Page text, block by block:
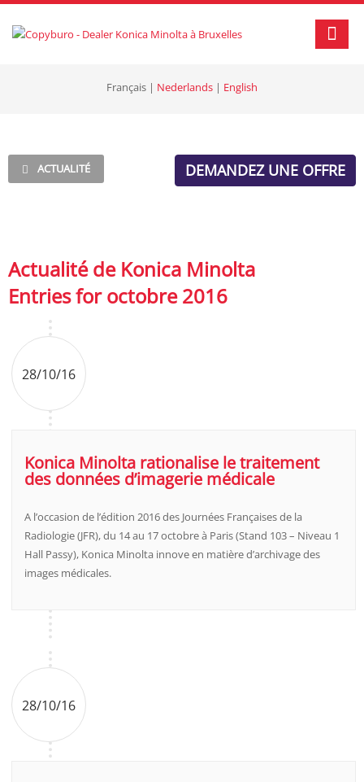
Français | Nederlands | English
ACTUALITÉ DEMANDEZ UNE OFFRE
Actualité de Konica Minolta
Entries for octobre 2016
28/10/16
Konica Minolta rationalise le traitement
des données d’imagerie médicale
A l’occasion de l’édition 2016 des Journées Françaises de la
Radiologie (JFR), du 14 au 17 octobre à Paris (Stand 103 – Niveau 1
Hall Passy), Konica Minolta innove en matière d’archivage des
images médicales.
28/10/16